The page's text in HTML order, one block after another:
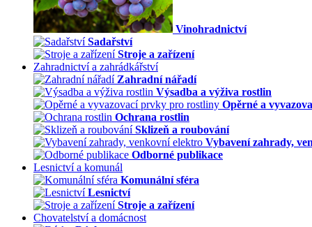
Vinohradnictví
Sadařství
Stroje a zařízení
Zahradnictví a zahrádkářství
Zahradní nářadí
Výsadba a výživa rostlin
Opěrné a
Ochrana rostlin
Sklizeň a roubování
Vybavení zahrady,
Odborné publikace
Lesnictví a komunál
Komunální sféra
Lesnictví
Stroje a zařízení
Chovatelství a domácnost